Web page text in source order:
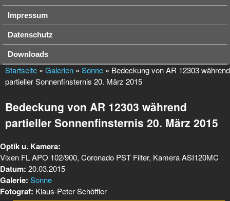
Impressum
Datenschutz
Downloads
Startseite » Galerien » Sonne » Bedeckung von AR 12303 während
partieller Sonnenfinsternis 20. März 2015
Bedeckung von AR 12303 während
partieller Sonnenfinsternis 20. März 2015
Optik u. Kamera:
Vixen FL APO 102/900, Coronado PST Filter, Kamera ASI120MC
Datum: 20.03.2015
Galerie: Sonne
Fotograf: Klaus-Peter Schöffler